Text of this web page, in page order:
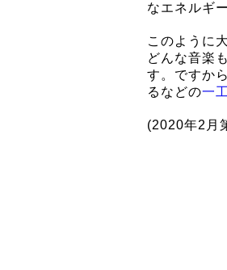
なエネルギ
このように
どんな音楽
す。ですか
るなどの一
(2020年2月